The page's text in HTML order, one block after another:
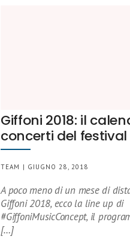
Giffoni 2018: il
concerti del festival
TEAM | GIUGNO 28, 2018
A poco meno di un mese di
Giffoni 2018, ecco la line up di
#GiffoniMusicConcept, il
[…]